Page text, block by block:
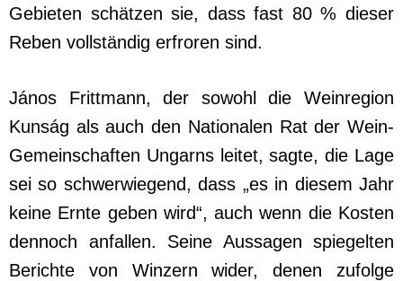
Gebieten schätzen sie, dass fast 80 % dieser
Reben vollständig erfroren sind.
János Frittmann, der sowohl die Weinregion
Kunság als auch den Nationalen Rat der Wein-
Gemeinschaften Ungarns leitet, sagte, die Lage
sei so schwerwiegend, dass „es in diesem Jahr
keine Ernte geben wird“, auch wenn die Kosten
dennoch anfallen. Seine Aussagen spiegelten
Berichte von Winzern wider, denen zufolge